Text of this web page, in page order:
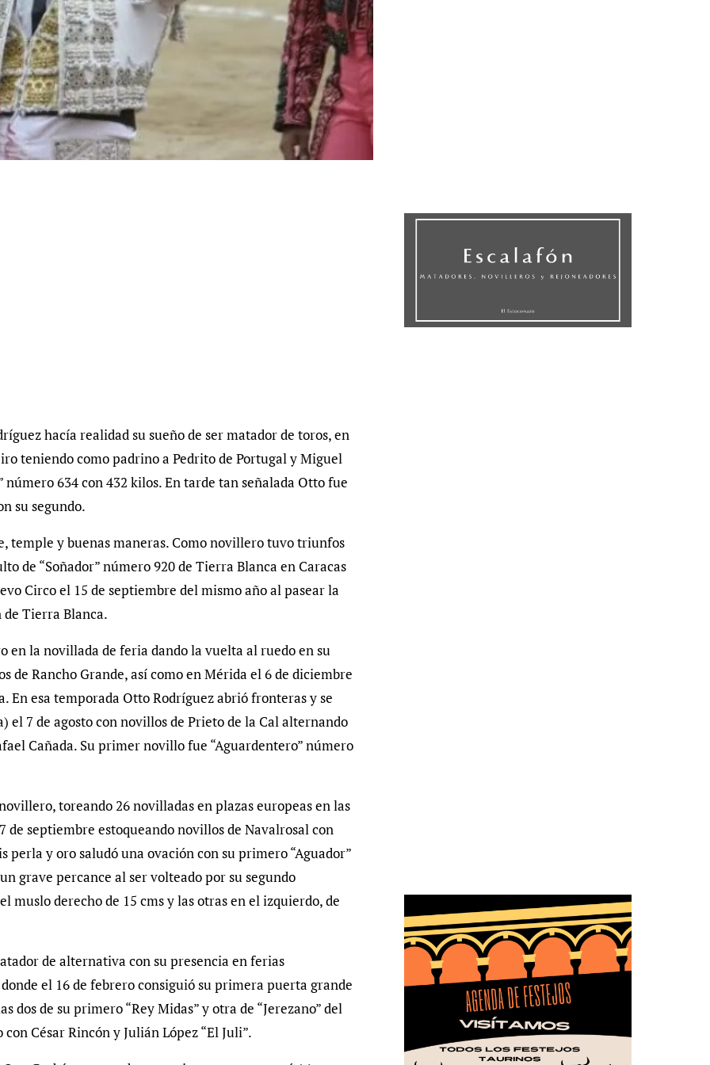
hacía realidad su sueño de ser matador de toros, en
teniendo como padrino a Pedrito de Portugal y Miguel
634 con 432 kilos. En tarde tan señalada Otto fue
su segundo.
temple y buenas maneras. Como novillero tuvo triunfos
de “Soñador” número 920 de Tierra Blanca en Caracas
Circo el 15 de septiembre del mismo año al pasear la
Tierra Blanca.
en la novillada de feria dando la vuelta al ruedo en su
de Rancho Grande, así como en Mérida el 6 de diciembre
En esa temporada Otto Rodríguez abrió fronteras y se
el 7 de agosto con novillos de Prieto de la Cal alternando
Cañada. Su primer novillo fue “Aguardentero” número
toreando 26 novilladas en plazas europeas en las
de septiembre estoqueando novillos de Navalrosal con
perla y oro saludó una ovación con su primero “Aguador”
grave percance al ser volteado por su segundo
muslo derecho de 15 cms y las otras en el izquierdo, de
de alternativa con su presencia en ferias
el 16 de febrero consiguió su primera puerta grande
dos de su primero “Rey Midas” y otra de “Jerezano” del
César Rincón y Julián López “El Juli”.